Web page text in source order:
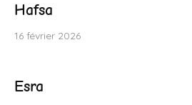
Hafsa
16 février 2026
Esra